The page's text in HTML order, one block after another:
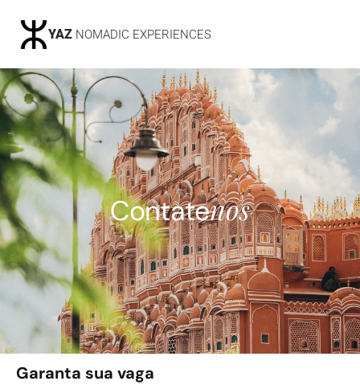
YAZ NOMADIC EXPERIENCES
Contatenos
Garanta sua vaga